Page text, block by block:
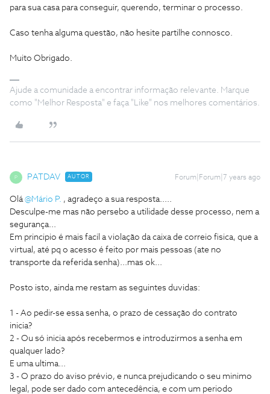
para sua casa para conseguir, querendo, terminar o processo.
Caso tenha alguma questão, não hesite partilhe connosco.
Muito Obrigado.
Ajude a comunidade a encontrar informação relevante. Marque
como "Melhor Resposta" e faça "Like" nos melhores comentários.
P PATDAV AUTOR Forum|Forum|7 years ago
Olá@Mário P. , agradeço a sua resposta.....
Desculpe-me mas não persebo a utilidade desse processo, nem a
segurança...
Em principio é mais facil a violação da caixa de correio fisica, que a
virtual, até pq o acesso é feito por mais pessoas (ate no
transporte da referida senha)...mas ok...
Posto isto, ainda me restam as seguintes duvidas:
1 - Ao pedir-se essa senha, o prazo de cessação do contrato
inicia?
2 - Ou só inicia após recebermos e introduzirmos a senha em
qualquer lado?
E uma ultima...
3 - O prazo do aviso prévio, e nunca prejudicando o seu minimo
legal, pode ser dado com antecedência, e com um periodo